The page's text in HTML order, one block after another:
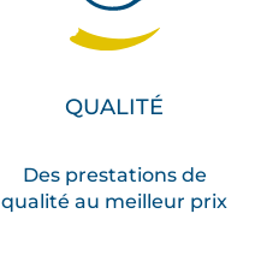
QUALITÉ
Des prestations de
qualité au meilleur prix